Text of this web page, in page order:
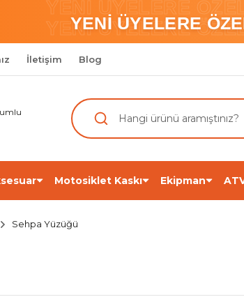
YENİ ÜYELERE
YENİ ÜYELERE
YENİ ÜYELERE
İletişim Blog
Motosiklet Kaskı Ekipman
Sehpa Yüzüğü